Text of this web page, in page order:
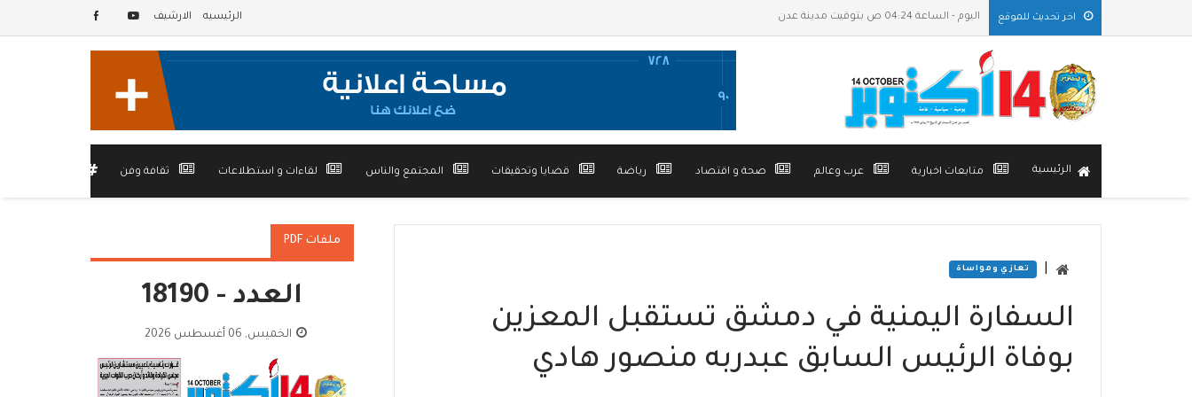
اخر تحديث للموقع اليوم - الساعة 04:24 ص بتوقيت مدينة عدن الرئيسيه الارشيف
الرئيسية متابعات اخبارية عرب وعالم صحة و اقتصاد رياضة قضايا وتحقيقات المجتمع والناس لقاءات و استطلاعات ثقافة وفن
تعازي ومواساة
السفارة اليمنية في دمشق تستقبل المعزين
بوفاة الرئيس السابق عبدربه منصور هادي
ملفات PDF
العدد - 18190
الخميس, 06 أغسطس 2026